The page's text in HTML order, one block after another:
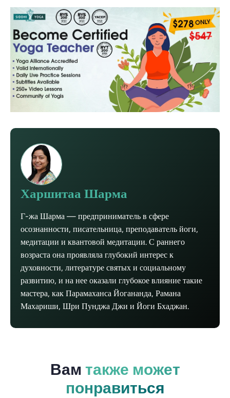
Харшитаа Шарма
Г-жа Шарма — предприниматель в сфере
осознанности, писательница, преподаватель йоги,
медитации и квантовой медитации. С раннего
возраста она проявляла глубокий интерес к
духовности, литературе святых и социальному
развитию, и на нее оказали глубокое влияние такие
мастера, как Парамаханса Йогананда, Рамана
Махариши, Шри Пунджа Джи и Йоги Бхаджан.
Вам также может
понравиться